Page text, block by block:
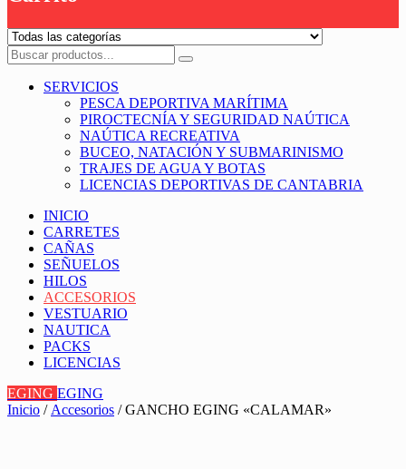
SERVICIOS
PESCA DEPORTIVA MARÍTIMA
PIROCTECNÍA Y SEGURIDAD NAÚTICA
NAÚTICA RECREATIVA
BUCEO, NATACIÓN Y SUBMARINISMO
TRAJES DE AGUA Y BOTAS
LICENCIAS DEPORTIVAS DE CANTABRIA
INICIO
CARRETES
CAÑAS
SEÑUELOS
HILOS
ACCESORIOS
VESTUARIO
NAUTICA
PACKS
LICENCIAS
EGING EGING
Inicio / Accesorios / GANCHO EGING «CALAMAR»